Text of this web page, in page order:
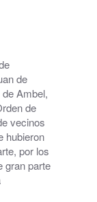
de
Ambel,
de
vecinos
hubieron
por los
gran parte